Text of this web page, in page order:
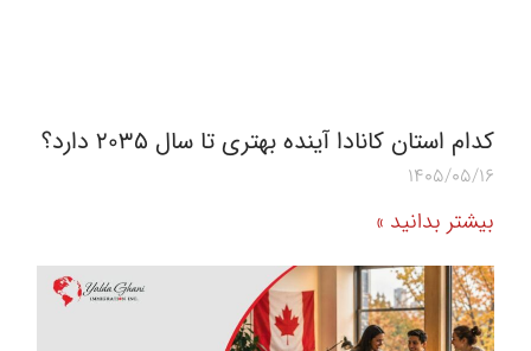
کدام استان کانادا آینده بهتری تا سال ۲۰۳۵ دارد؟
1405/05/16
بیشتر بدانید »